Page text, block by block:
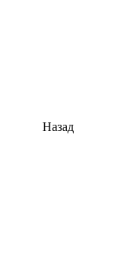
Назад